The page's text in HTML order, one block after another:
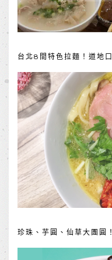
台北8間特色拉麵！道地
珍珠、芋圓、仙草大團圓